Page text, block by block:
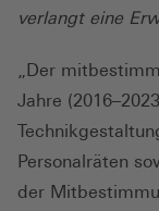
verlangt eine
„Der
Jahre
Personalräten
der